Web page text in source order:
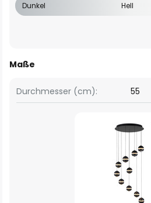
Dunkel Hell
Maße
Durchmesser (cm): 55